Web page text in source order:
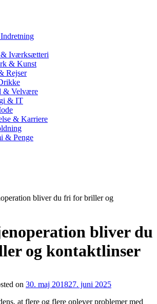
Iværksætteri
& Kunst
Rejser
& Velvære
& IT
& Karriere
& Penge
bliver du
og kontaktlinser
on 30. maj 201827. juni 2025
at flere og flere oplever problemer med